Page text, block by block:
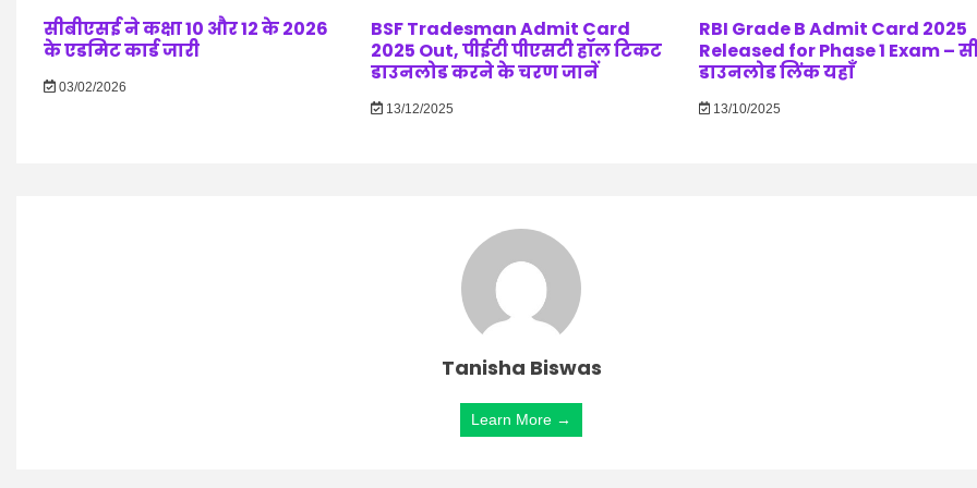
सीबीएसई ने कक्षा 10 और 12 के 2026
के एडमिट कार्ड जारी
03/02/2026
BSF Tradesman Admit Card
2025 Out, पीईटी पीएसटी हॉल टिकट
डाउनलोड करने के चरण जानें
13/12/2025
RBI Grade B Admit Card 2025
Released for Phase 1 Exam –
डाउनलोड लिंक यहाँ
13/10/2025
Tanisha Biswas
Learn More →